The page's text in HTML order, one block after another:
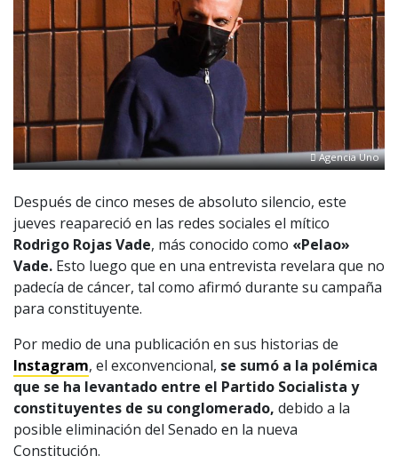
Agencia Uno
Después de cinco meses de absoluto silencio, este
jueves reapareció en las redes sociales el mítico
Rodrigo Rojas Vade, más conocido como «Pelao»
Vade. Esto luego que en una entrevista revelara que no
padecía de cáncer, tal como afirmó durante su campaña
para constituyente.
Por medio de una publicación en sus historias de
Instagram, el exconvencional, se sumó a la polémica
que se ha levantado entre el Partido Socialista y
constituyentes de su conglomerado, debido a la
posible eliminación del Senado en la nueva
Constitución.